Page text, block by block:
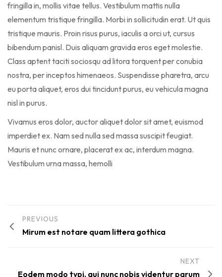
fringilla in, mollis vitae tellus. Vestibulum mattis nulla
elementum tristique fringilla. Morbi in sollicitudin erat. Ut quis
tristique mauris. Proin risus purus, iaculis a orci ut, cursus
bibendum panisl. Duis aliquam gravida eros eget molestie.
Class aptent taciti sociosqu ad litora torquent per conubia
nostra, per inceptos himenaeos. Suspendisse pharetra, arcu
eu porta aliquet, eros dui tincidunt purus, eu vehicula magna
nisl in purus.
Vivamus eros dolor, auctor aliquet dolor sit amet, euismod
imperdiet ex. Nam sed nulla sed massa suscipit feugiat.
Mauris et nunc ornare, placerat ex ac, interdum magna.
Vestibulum urna massa, hemolli
PREVIOUS
Mirum est notare quam littera gothica
NEXT
Eodem modo typi, qui nunc nobis videntur parum